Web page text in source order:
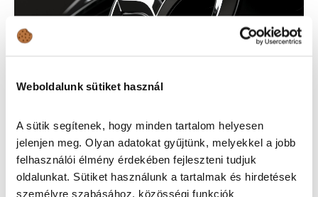
Weboldalunk sütiket használ
A sütik segítenek, hogy minden tartalom helyesen
jelenjen meg. Olyan adatokat gyűjtünk, melyekkel a jobb
felhasználói élmény érdekében fejleszteni tudjuk
oldalunkat. Sütiket használunk a tartalmak és hirdetések
személyre szabásához, közösségi funkciók
Mivel a II. világháborúban, a Hiroshimát ért atomtámadás
miatt a gyár teljesen megsemmisült, így az autógyártás
egy ideig szünetelt: az üzem újjáépítése után
teherautókkal léptek piacra, majd 1960-ban jelent meg az